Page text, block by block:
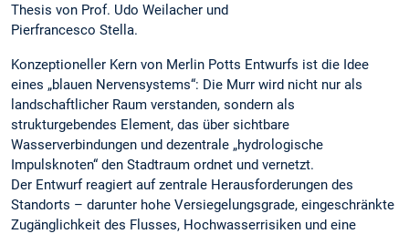
Thesis von Prof. Udo Weilacher und
Pierfrancesco Stella.
Konzeptioneller Kern von Merlin Potts Entwurfs ist die Idee
eines „blauen Nervensystems“: Die Murr wird nicht nur als
landschaftlicher Raum verstanden, sondern als
strukturgebendes Element, das über sichtbare
Wasserverbindungen und dezentrale „hydrologische
Impulsknoten“ den Stadtraum ordnet und vernetzt.
Der Entwurf reagiert auf zentrale Herausforderungen des
Standorts – darunter hohe Versiegelungsgrade, eingeschränkte
Zugänglichkeit des Flusses, Hochwasserrisiken und eine